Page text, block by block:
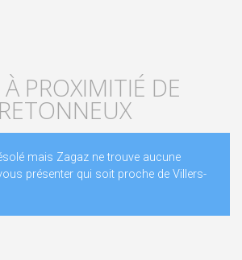
PROXIMITIÉ DE
mais Zagaz ne trouve aucune
présenter qui soit proche de Villers-